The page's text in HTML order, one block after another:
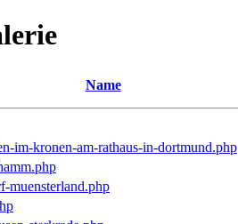
Name
im-kronen-am-rathaus-in-dortmund.php
muensterland.php